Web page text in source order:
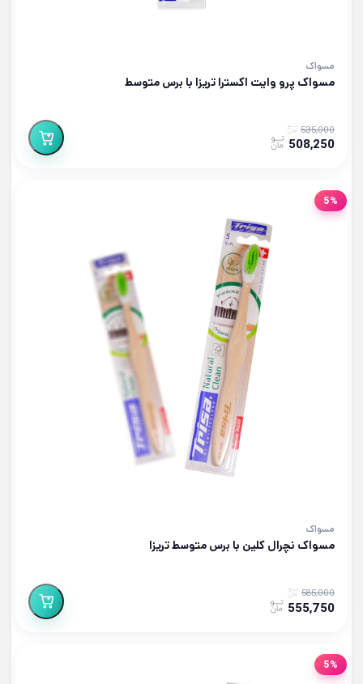
مسواک
مسواک پرو وایت اکسترا تریزا با برس متوسط
535,000
508,250
5%
مسواک
مسواک نچرال کلین با برس متوسط تریزا
585,000
555,750
5%